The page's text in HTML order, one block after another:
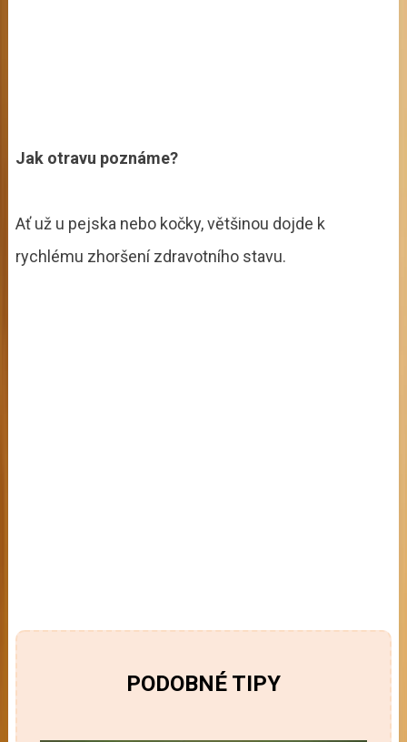
Jak otravu poznáme?
Ať už u pejska nebo kočky, většinou dojde k
rychlému zhoršení zdravotního stavu.
PODOBNÉ TIPY